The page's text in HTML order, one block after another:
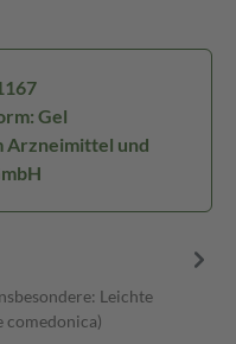
Gel
Arzneimittel und
Leichte
comedonica)